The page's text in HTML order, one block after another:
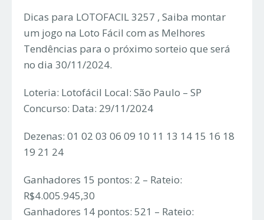
Dicas para LOTOFACIL 3257 , Saiba montar
um jogo na Loto Fácil com as Melhores
Tendências para o próximo sorteio que será
no dia 30/11/2024.
Loteria: Lotofácil Local: São Paulo – SP
Concurso: Data: 29/11/2024
Dezenas: 01 02 03 06 09 10 11 13 14 15 16 18
19 21 24
Ganhadores 15 pontos: 2 – Rateio:
R$4.005.945,30
Ganhadores 14 pontos: 521 – Rateio: